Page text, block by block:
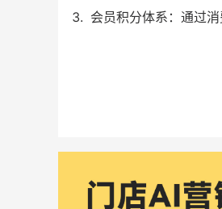
会员积分体系：通过